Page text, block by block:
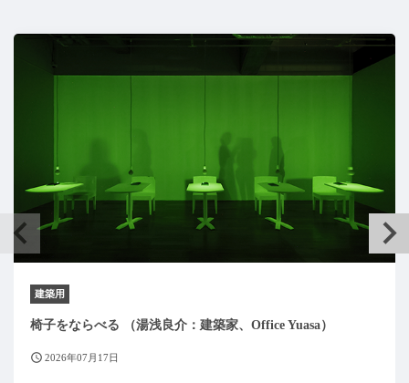
建築用
椅子をならべる （湯浅良介：建築家、Office Yuasa）
2026年07月17日